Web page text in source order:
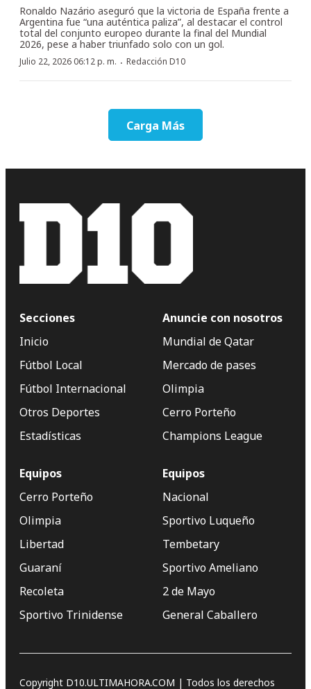
Ronaldo Nazário aseguró que la victoria de España frente a
Argentina fue “una auténtica paliza”, al destacar el control
total del conjunto europeo durante la final del Mundial
2026, pese a haber triunfado solo con un gol.
Julio 22, 2026 06:12 p. m. · Redacción D10
Carga Más
Secciones
Inicio
Fútbol Local
Fútbol Internacional
Otros Deportes
Estadísticas
Anuncie con nosotros
Mundial de Qatar
Mercado de pases
Olimpia
Cerro Porteño
Champions League
Equipos
Cerro Porteño
Olimpia
Libertad
Guaraní
Recoleta
Sportivo Trinidense
Equipos
Nacional
Sportivo Luqueño
Tembetary
Sportivo Ameliano
2 de Mayo
General Caballero
Copyright D10.ULTIMAHORA.COM | Todos los derechos